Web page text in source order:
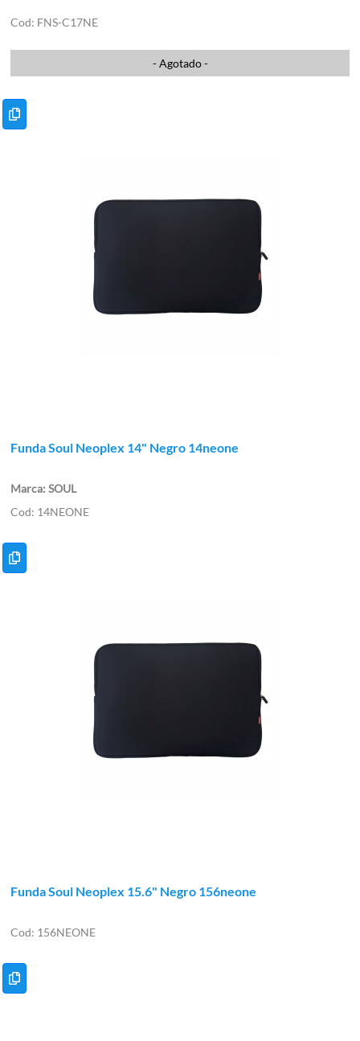
FNS-C17NE
- Agotado -
Funda Soul Neoplex 14" Negro 14neone
SOUL
14NEONE
Funda Soul Neoplex 15.6" Negro 156neone
156NEONE